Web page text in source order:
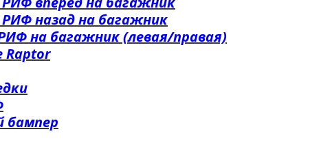
назад на багажник
на багажник (левая/правая)
бампер